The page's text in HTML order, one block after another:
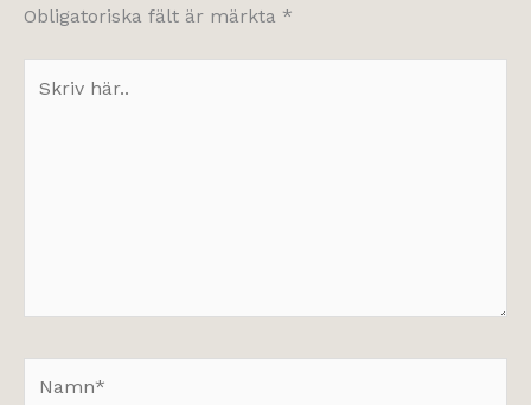
Obligatoriska fält är märkta *
här..